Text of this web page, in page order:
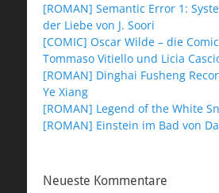
[ROMAN] Semantic Error 1:
der Liebe von J. Soori
[COMIC] Oscar Wilde – die
Tommaso Vitiello und Licia
[ROMAN] Dinghai Fusheng
Ye Xiang
[ROMAN] Legend of the White
[ROMAN] Einstein im Bad von
Neueste Kommentare